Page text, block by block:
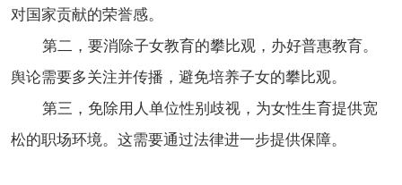
对国家贡献的荣誉感。
第二，要消除子女教育的攀比观，办好普惠教育。
舆论需要多关注并传播，避免培养子女的攀比观。
第三，免除用人单位性别歧视，为女性生育提供宽
松的职场环境。这需要通过法律进一步提供保障。